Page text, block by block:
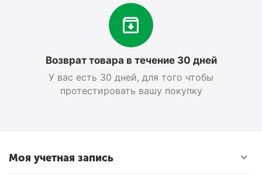
Возврат товара в течение 30 дней
У вас есть 30 дней, для того чтобы
протестировать вашу покупку
Моя учетная запись